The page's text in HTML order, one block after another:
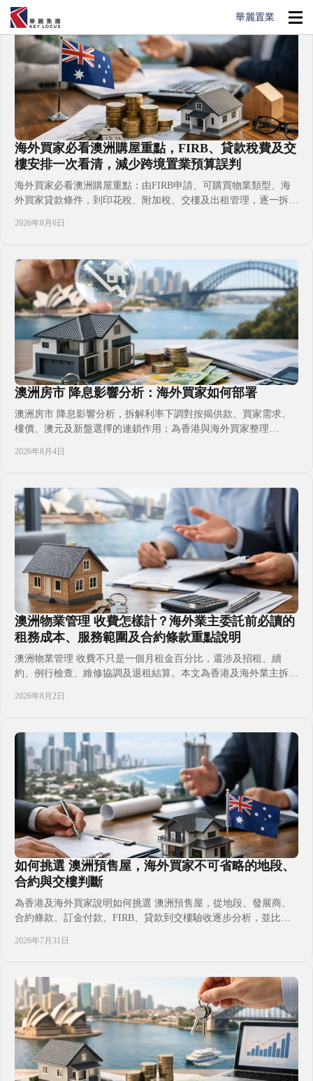
海外買家必看澳洲購屋重點，FIRB、貸款稅費及交
樓安排一次看清，減少跨境置業預算誤判
海外買家必看澳洲購屋重點：由FIRB申請、可購買物業類型、海
外買家貸款條件，到印花稅、附加稅、交樓及出租管理，逐一拆解
置澳洲資產，先把地段、現金流、持有成本與時間表放在同一張預
金壓力。
2026年8月6日
澳洲房市 降息影響分析：海外買家如何部署
澳洲房市 降息影響分析，拆解利率下調對按揭供款、買家需求、
樓價、澳元及新盤選擇的連鎖作用；為香港與海外買家整理
租、子女升學與移居家庭應如何分階段判斷入市時機，避免只因減
與澳洲生活計畫的置業決策。
2026年8月4日
澳洲物業管理 收費怎樣計？海外業主委託前必讀的
租務成本、服務範圍及合約條款重點說明
澳洲物業管理 收費不只是一個月租金百分比，還涉及招租、續
約、例行檢查、維修協調及退租結算。本文為香港及海外業主拆解
把握，並兼顧現金流、合規責任與長線持有需要，避免只看低管理
業類型和代理合約逐項核對。
2026年8月2日
如何挑選 澳洲預售屋，海外買家不可省略的地段、
合約與交樓判斷
為香港及海外買家說明如何挑選 澳洲預售屋，從地段、發展商、
合約條款、訂金付款、FIRB、貸款到交樓驗收逐步分析，並比較
澳洲樓花風險、現金流與時間安排，避免只看示範單位或宣傳回報
有依據。
2026年7月31日
華麗置業